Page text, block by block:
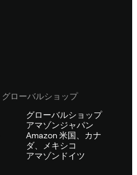
グローバルショップ
グローバルショップ
アマゾンジャパン
Amazon 米国、カナ
ダ、メキシコ
アマゾンドイツ